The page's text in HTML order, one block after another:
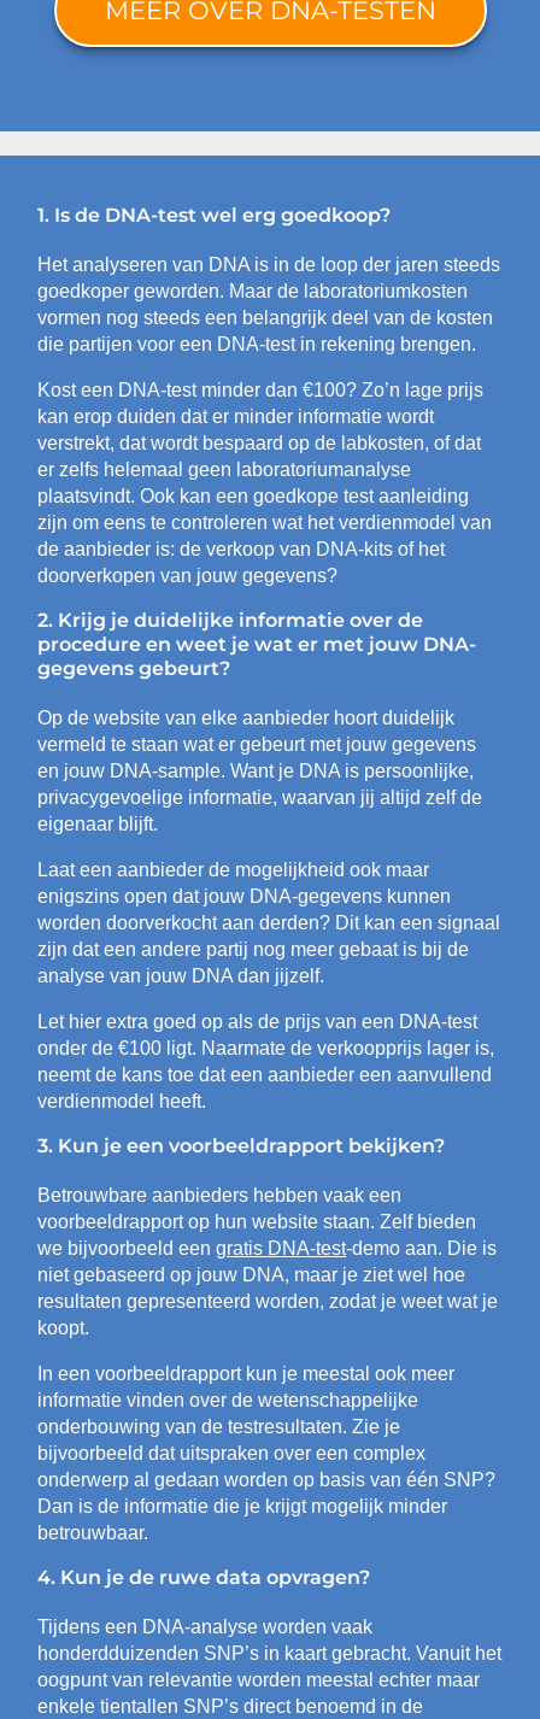
MEER OVER DNA-TESTEN
1. Is de DNA-test wel erg goedkoop?
Het analyseren van DNA is in de loop der jaren steeds
goedkoper geworden. Maar de laboratoriumkosten
vormen nog steeds een belangrijk deel van de kosten
die partijen voor een DNA-test in rekening brengen.
Kost een DNA-test minder dan €100? Zo’n lage prijs
kan erop duiden dat er minder informatie wordt
verstrekt, dat wordt bespaard op de labkosten, of dat
er zelfs helemaal geen laboratoriumanalyse
plaatsvindt. Ook kan een goedkope test aanleiding
zijn om eens te controleren wat het verdienmodel van
de aanbieder is: de verkoop van DNA-kits of het
doorverkopen van jouw gegevens?
2. Krijg je duidelijke informatie over de
procedure en weet je wat er met jouw DNA-
gegevens gebeurt?
Op de website van elke aanbieder hoort duidelijk
vermeld te staan wat er gebeurt met jouw gegevens
en jouw DNA-sample. Want je DNA is persoonlijke,
privacygevoelige informatie, waarvan jij altijd zelf de
eigenaar blijft.
Laat een aanbieder de mogelijkheid ook maar
enigszins open dat jouw DNA-gegevens kunnen
worden doorverkocht aan derden? Dit kan een signaal
zijn dat een andere partij nog meer gebaat is bij de
analyse van jouw DNA dan jijzelf.
Let hier extra goed op als de prijs van een DNA-test
onder de €100 ligt. Naarmate de verkoopprijs lager is,
neemt de kans toe dat een aanbieder een aanvullend
verdienmodel heeft.
3. Kun je een voorbeeldrapport bekijken?
Betrouwbare aanbieders hebben vaak een
voorbeeldrapport op hun website staan. Zelf bieden
we bijvoorbeeld eengratis DNA-test-demo aan. Die is
niet gebaseerd op jouw DNA, maar je ziet wel hoe
resultaten gepresenteerd worden, zodat je weet wat je
koopt.
In een voorbeeldrapport kun je meestal ook meer
informatie vinden over de wetenschappelijke
onderbouwing van de testresultaten. Zie je
bijvoorbeeld dat uitspraken over een complex
onderwerp al gedaan worden op basis van één SNP?
Dan is de informatie die je krijgt mogelijk minder
betrouwbaar.
4. Kun je de ruwe data opvragen?
Tijdens een DNA-analyse worden vaak
honderdduizenden SNP’s in kaart gebracht. Vanuit het
oogpunt van relevantie worden meestal echter maar
enkele tientallen SNP’s direct benoemd in de